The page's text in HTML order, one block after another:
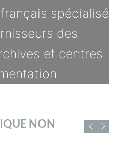
spécialisé
des
et centres
unique,
RAPPORTS
OFFRES
DE
NON